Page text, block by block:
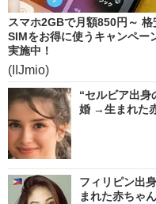
スマホ2GBで月額850円～ 格
SIMをお得に使うキャンペー
実施中！
(IIJmio)
“セルビア出身
婚 →生まれ
フィリピン出
まれた赤ち